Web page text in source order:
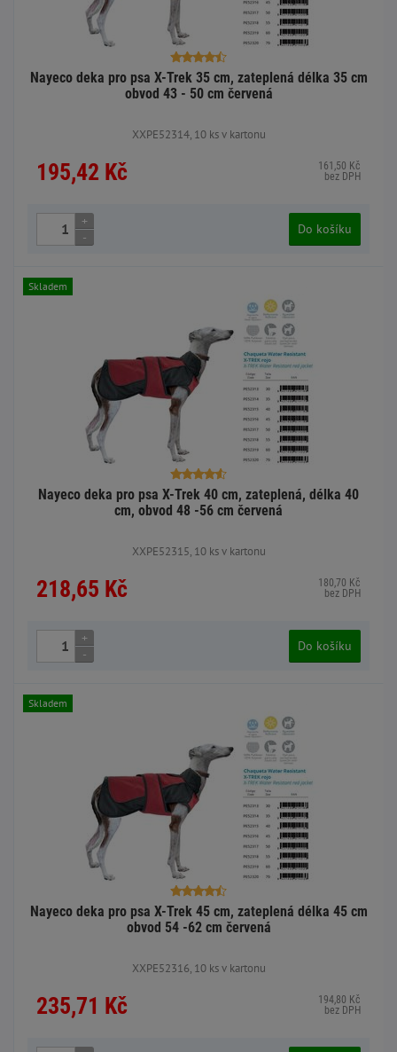
Nayeco deka pro psa X-Trek 35 cm, zateplená délka 35 cm
obvod 43 - 50 cm červená
XXPE52314, 10 ks v kartonu
195,42 Kč
161,50 Kč
bez DPH
+
-
Do košíku
Nayeco deka pro psa X-Trek 40 cm, zateplená, délka 40
cm, obvod 48 -56 cm červená
XXPE52315, 10 ks v kartonu
218,65 Kč
180,70 Kč
bez DPH
Skladem
+
-
Do košíku
Nayeco deka pro psa X-Trek 45 cm, zateplená délka 45 cm
obvod 54 -62 cm červená
XXPE52316, 10 ks v kartonu
235,71 Kč
194,80 Kč
bez DPH
Skladem